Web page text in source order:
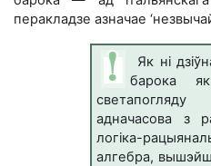
перакладзе азначае
Як ні
барока
адначасова з
логіка-
алгебра,